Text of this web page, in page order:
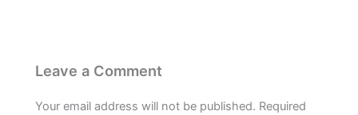
Leave a Comment
Your email address will not be published. Required